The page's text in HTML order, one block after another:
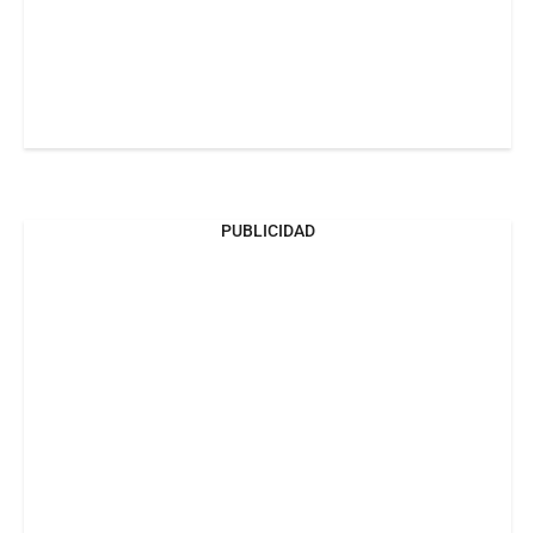
PUBLICIDAD